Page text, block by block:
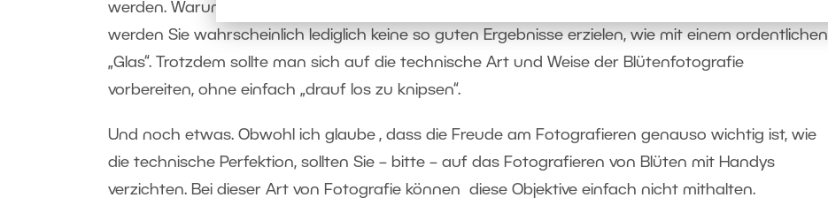
werden. Warum gerade mit solchen, werde ich noch später ausführen. Mit einer billigeren Kamera
werden Sie wahrscheinlich lediglich keine so guten Ergebnisse erzielen, wie mit einem ordentlichen
„Glas“. Trotzdem sollte man sich auf die technische Art und Weise der Blütenfotografie
vorbereiten, ohne einfach „drauf los zu knipsen“.
Und noch etwas. Obwohl ich glaube , dass die Freude am Fotografieren genauso wichtig ist, wie
die technische Perfektion, sollten Sie – bitte – auf das Fotografieren von Blüten mit Handys
verzichten. Bei dieser Art von Fotografie können diese Objektive einfach nicht mithalten.